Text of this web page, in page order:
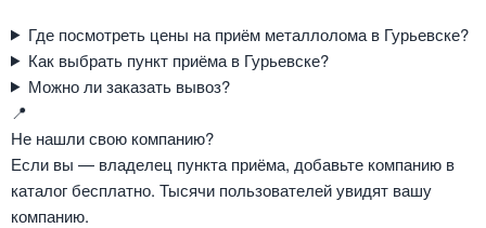
Где посмотреть цены на приём металлолома в Гурьевске?
Как выбрать пункт приёма в Гурьевске?
Можно ли заказать вывоз?
📍
Не нашли свою компанию?
Если вы — владелец пункта приёма, добавьте компанию в
каталог бесплатно. Тысячи пользователей увидят вашу
компанию.